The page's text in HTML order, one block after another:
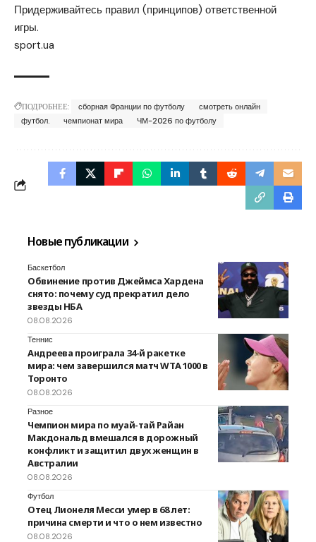
Придерживайтесь правил (принципов) ответственной
игры.
sport.ua
ПОДРОБНЕЕ: сборная Франции по футболу
смотреть онлайн
футбол.
чемпионат мира ЧМ-2026 по футболу
Новые публикации
Баскетбол
Обвинение против Джеймса Хардена
снято: почему суд прекратил дело
звезды НБА
08.08.2026
Теннис
Андреева проиграла 34-й ракетке
мира: чем завершился матч WTA 1000 в
Торонто
08.08.2026
Разное
Чемпион мира по муай-тай Райан
Макдональд вмешался в дорожный
конфликт и защитил двух женщин в
Австралии
08.08.2026
Футбол
Отец Лионеля Месси умер в 68 лет:
причина смерти и что о нем известно
08.08.2026